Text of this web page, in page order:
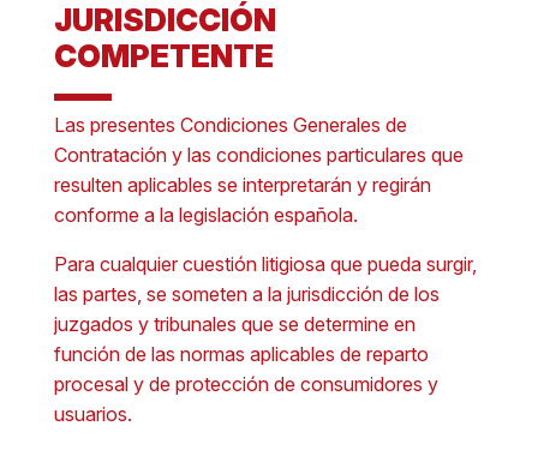
JURISDICCIÓN
COMPETENTE
Las presentes Condiciones Generales de
Contratación y las condiciones particulares que
resulten aplicables se interpretarán y regirán
conforme a la legislación española.
Para cualquier cuestión litigiosa que pueda surgir,
las partes, se someten a la jurisdicción de los
juzgados y tribunales que se determine en
función de las normas aplicables de reparto
procesal y de protección de consumidores y
usuarios.